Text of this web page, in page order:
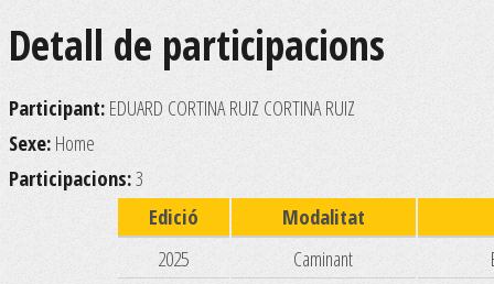
Detall de participacions
Participant: EDUARD CORTINA RUIZ CORTINA RUIZ
Sexe: Home
Participacions:3
Edició
Modalitat
2025
Caminant